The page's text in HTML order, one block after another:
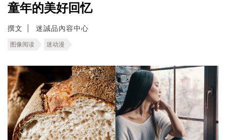
童年的美好回忆
撰文 迷誠品內容中心
图像阅读 迷动漫